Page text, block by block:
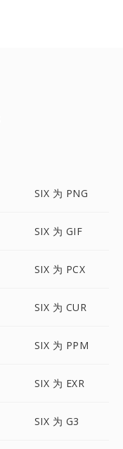
SIX 为 PNG
SIX 为 GIF
SIX 为 PCX
SIX 为 CUR
SIX 为 PPM
SIX 为 EXR
SIX 为 G3